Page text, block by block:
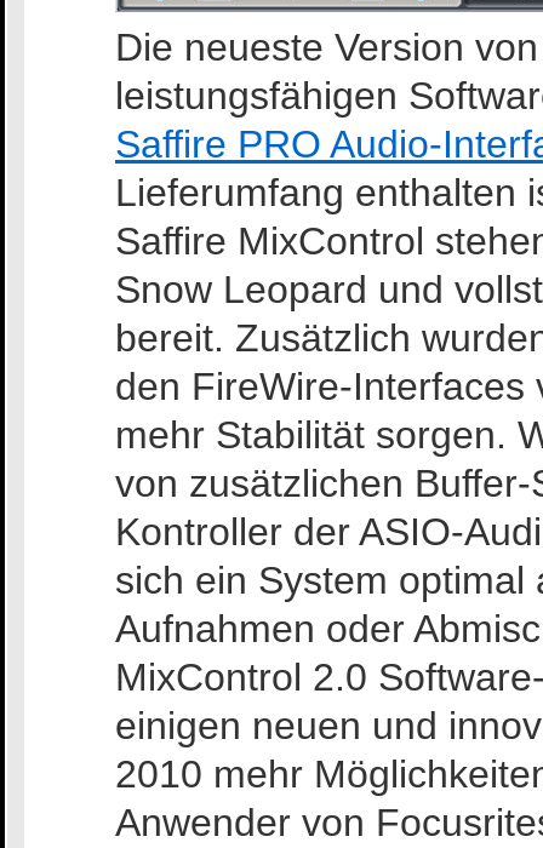
Die neueste Version
leistungsfähigen
Saffire PRO Audio-
Lieferumfang enthalten
Saffire MixControl
Snow Leopard und
bereit. Zusätzlich
den FireWire-
mehr Stabilität sorgen.
von zusätzlichen
Kontroller der ASIO-
sich ein System optimal
Aufnahmen oder
MixControl 2.0
einigen neuen und
2010 mehr
Anwender von